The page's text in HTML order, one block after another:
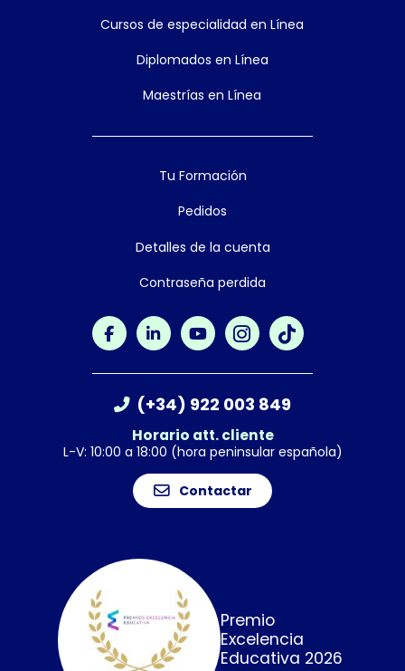
Cursos de especialidad en Línea
Diplomados en Línea
Maestrías en Línea
Tu Formación
Pedidos
Detalles de la cuenta
Contraseña perdida
(+34) 922 003 849
Horario att. cliente
L-V: 10:00 a 18:00 (hora peninsular española)
Contactar
Premio
Excelencia
Educativa 2026